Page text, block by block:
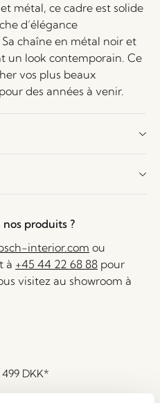
métal, ce cadre est solide
d’élégance
chaîne en métal noir et
un look contemporain. Ce
vos plus beaux
des années à venir.
produits ?
interior.com ou
à +45 44 22 68 88 pour
visitez au showroom à
499 DKK*